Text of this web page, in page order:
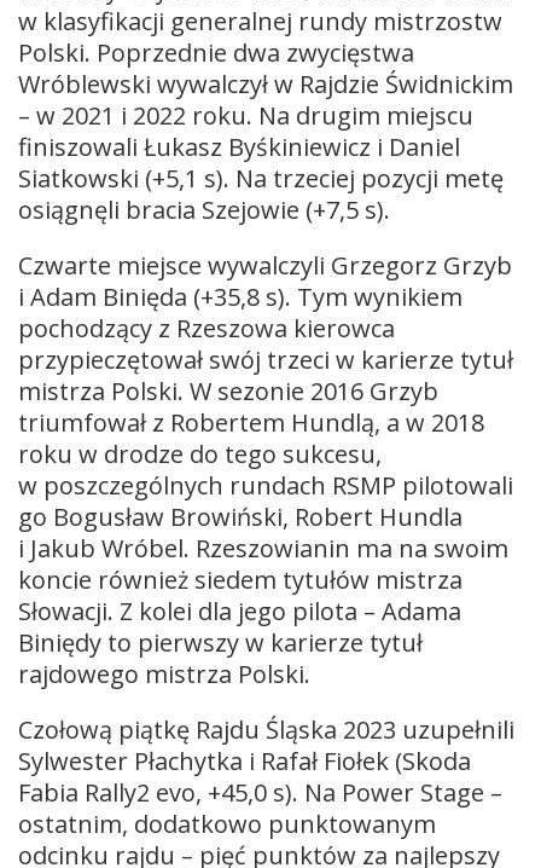
w klasyfikacji generalnej rundy mistrzostw
Polski. Poprzednie dwa zwycięstwa
Wróblewski wywalczył w Rajdzie Świdnickim
– w 2021 i 2022 roku. Na drugim miejscu
finiszowali Łukasz Byśkiniewicz i Daniel
Siatkowski (+5,1 s). Na trzeciej pozycji metę
osiągnęli bracia Szejowie (+7,5 s).
Czwarte miejsce wywalczyli Grzegorz Grzyb
i Adam Binięda (+35,8 s). Tym wynikiem
pochodzący z Rzeszowa kierowca
przypieczętował swój trzeci w karierze tytuł
mistrza Polski. W sezonie 2016 Grzyb
triumfował z Robertem Hundlą, a w 2018
roku w drodze do tego sukcesu,
w poszczególnych rundach RSMP pilotowali
go Bogusław Browiński, Robert Hundla
i Jakub Wróbel. Rzeszowianin ma na swoim
koncie również siedem tytułów mistrza
Słowacji. Z kolei dla jego pilota – Adama
Biniędy to pierwszy w karierze tytuł
rajdowego mistrza Polski.
Czołową piątkę Rajdu Śląska 2023 uzupełnili
Sylwester Płachytka i Rafał Fiołek (Skoda
Fabia Rally2 evo, +45,0 s). Na Power Stage –
ostatnim, dodatkowo punktowanym
odcinku rajdu – pięć punktów za najlepszy